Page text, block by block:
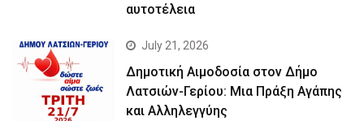
αυτοτέλεια
July 21, 2026
Δημοτική Αιμοδοσία στον Δήμο
Λατσιών-Γερίου: Μια Πράξη Αγάπης
και Αλληλεγγύης